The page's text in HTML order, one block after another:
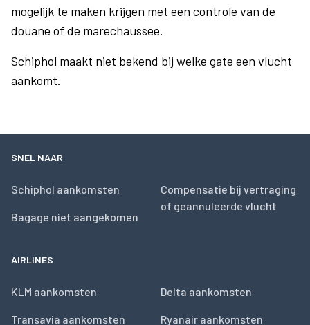
mogelijk te maken krijgen met een controle van de
douane of de marechaussee.
Schiphol maakt niet bekend bij welke gate een vlucht
aankomt.
SNEL NAAR
Schiphol aankomsten
Bagage niet aangekomen
Compensatie bij vertraging
of geannuleerde vlucht
AIRLINES
KLM aankomsten
Transavia aankomsten
Delta aankomsten
Ryanair aankomsten